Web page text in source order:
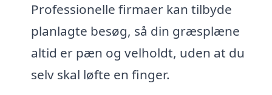
Professionelle firmaer kan tilbyde
planlagte besøg, så din græsplæne
altid er pæn og velholdt, uden at du
selv skal løfte en finger.